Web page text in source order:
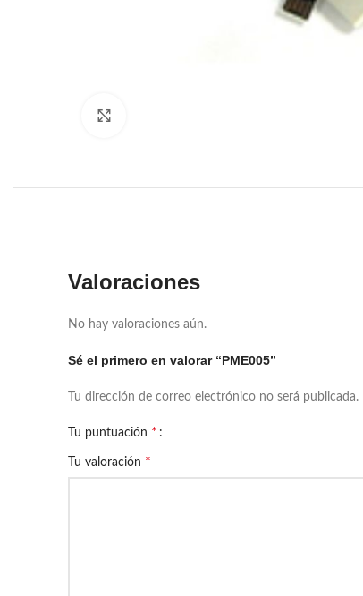
Valoraciones
No hay valoraciones aún.
Sé el primero en valorar “PME005”
Tu dirección de correo electrónico no será publicada.
Tu puntuación *
Tu valoración *